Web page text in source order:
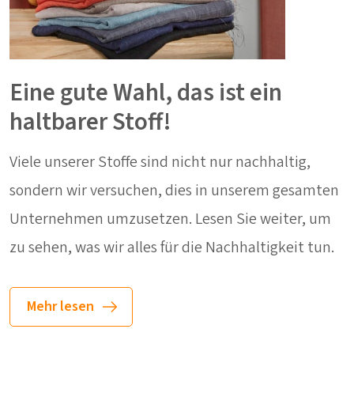
Eine gute Wahl, das ist ein
haltbarer Stoff!
Viele unserer Stoffe sind nicht nur nachhaltig,
sondern wir versuchen, dies in unserem gesamten
Unternehmen umzusetzen. Lesen Sie weiter, um
zu sehen, was wir alles für die Nachhaltigkeit tun.
Mehr lesen